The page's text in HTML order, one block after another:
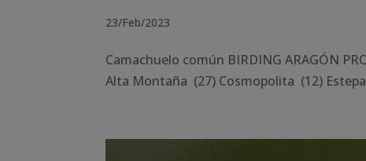
23/Feb/2023
Camachuelo común BIRDING ARAGÓN
Alta Montaña (27) Cosmopolita (12)